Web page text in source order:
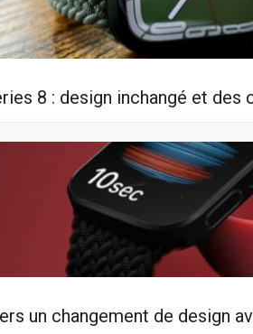
8 : design inchangé et des
un changement de design